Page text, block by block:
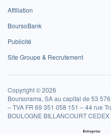
Affiliation
BoursoBank
Publicité
Site Groupe & Recrutement
Copyright © 2026
Boursorama, SA au capital de 53
– TVA FR 69 351 058 151 – 44 rue
BOULOGNE BILLANCOURT CEDEX